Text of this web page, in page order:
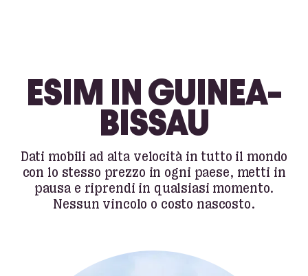
ESIM IN GUINEA-
BISSAU
Dati mobili ad alta velocità in tutto il mondo
con lo stesso prezzo in ogni paese, metti in
pausa e riprendi in qualsiasi momento.
Nessun vincolo o costo nascosto.